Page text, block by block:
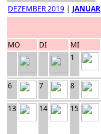
DEZEMBER 2019 | JANUAR
MO DI MI
1
6 7 8
13 14 15